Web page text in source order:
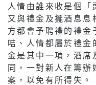
人情由誰來收是個
又與禮金及擺酒息息
方都會予聘禮的禮金
咭、人情都屬於禮金
金是其中一項，酒席
同，一對新人在籌辦
案，以免有所得失。